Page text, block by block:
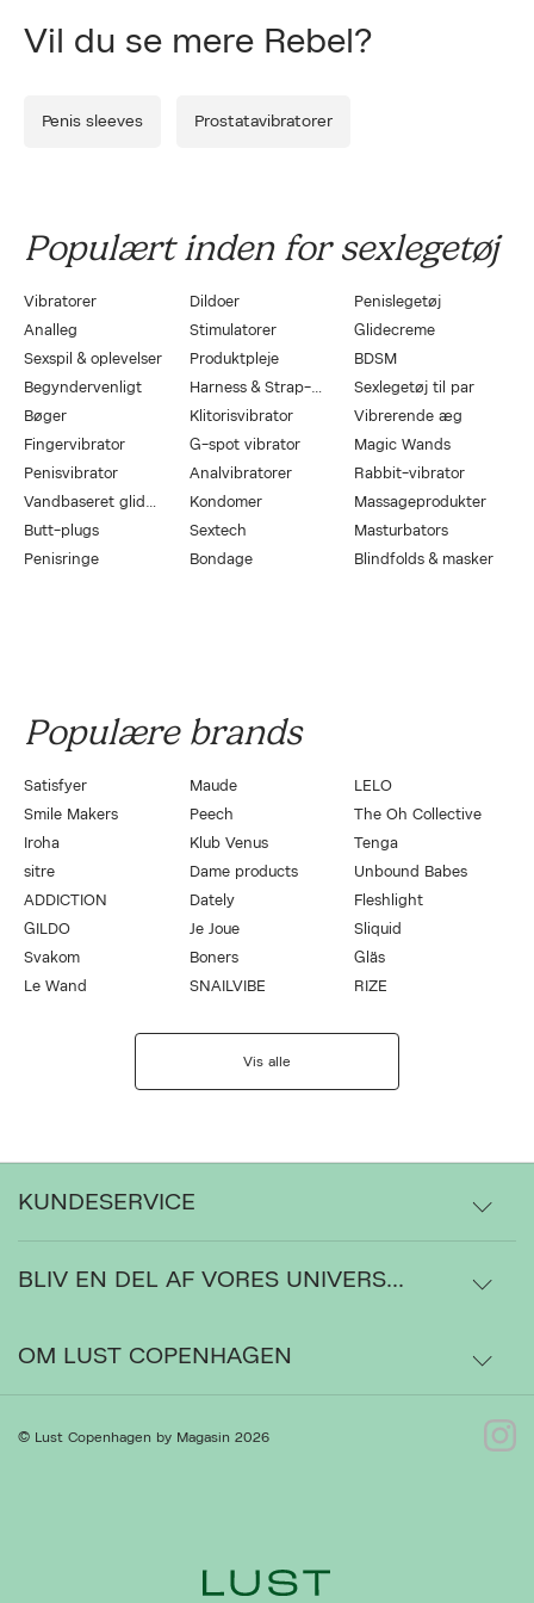
Vil du se mere Rebel?
Penis sleeves Prostatavibratorer
Populært inden for sexlegetøj
Vibratorer Dildoer
Penislegetøj
Analleg
Stimulatorer
Glidecreme
Sexspil & oplevelser
Produktpleje
BDSM
Begyndervenligt
Harness & Strap-On
Sexlegetøj til par
Bøger
Klitorisvibrator
Vibrerende æg
Fingervibrator
G-spot vibrator
Magic Wands
Penisvibrator
Analvibratorer
Rabbit-vibrator
Vandbaseret glidecreme
Kondomer
Massageprodukter
Butt-plugs
Sextech
Masturbators
Penisringe
Bondage Blindfolds & masker
Populære brands
Satisfyer Maude
LELO
Smile Makers
Peech
The Oh Collective
Iroha
Klub Venus
Tenga
sitre
Dame products
Unbound Babes
ADDICTION
Dately
Fleshlight
GILDO
Je Joue
Sliquid
Svakom
Boners
Gläs
Le Wand
SNAILVIBE RIZE
Vis alle
KUNDESERVICE
Levering
Ordrestatus
Gå til Kundeservice
BLIV EN DEL AF VORES UNIVERS...
OM LUST COPENHAGEN
Om os
© Lust Copenhagen by Magasin 2026